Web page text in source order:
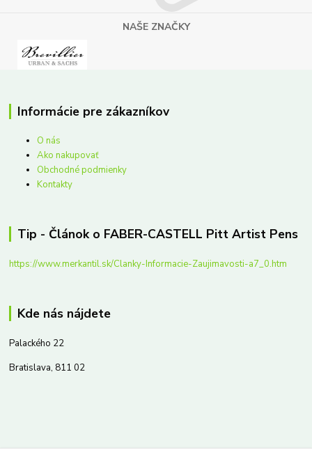
NAŠE ZNAČKY
Informácie pre zákazníkov
O nás
Ako nakupovať
Obchodné podmienky
Kontakty
Tip - Článok o FABER-CASTELL Pitt Artist Pens
https://www.merkantil.sk/Clanky-Informacie-Zaujimavosti-a7_0.htm
Kde nás nájdete
Palackého 22
Bratislava, 811 02